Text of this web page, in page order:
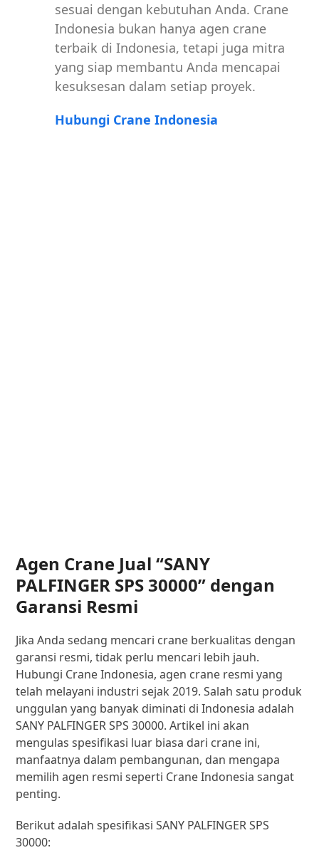
sesuai dengan kebutuhan Anda. Crane
Indonesia bukan hanya agen crane
terbaik di Indonesia, tetapi juga mitra
yang siap membantu Anda mencapai
kesuksesan dalam setiap proyek.
Hubungi Crane Indonesia
Agen Crane Jual “SANY
PALFINGER SPS 30000” dengan
Garansi Resmi
Jika Anda sedang mencari crane berkualitas dengan
garansi resmi, tidak perlu mencari lebih jauh.
Hubungi Crane Indonesia, agen crane resmi yang
telah melayani industri sejak 2019. Salah satu produk
unggulan yang banyak diminati di Indonesia adalah
SANY PALFINGER SPS 30000. Artikel ini akan
mengulas spesifikasi luar biasa dari crane ini,
manfaatnya dalam pembangunan, dan mengapa
memilih agen resmi seperti Crane Indonesia sangat
penting.
Berikut adalah spesifikasi SANY PALFINGER SPS
30000: